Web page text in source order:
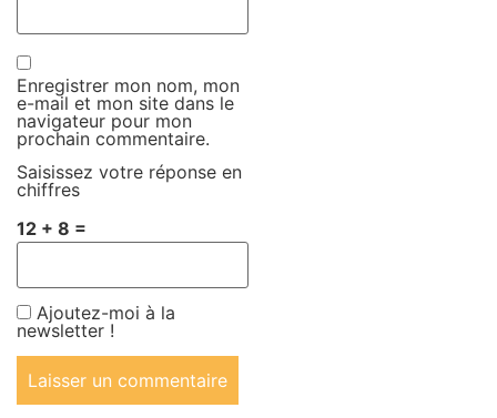
Enregistrer mon nom, mon
e-mail et mon site dans le
navigateur pour mon
prochain commentaire.
Saisissez votre réponse en
chiffres
12 + 8 =
Ajoutez-moi à la
newsletter !